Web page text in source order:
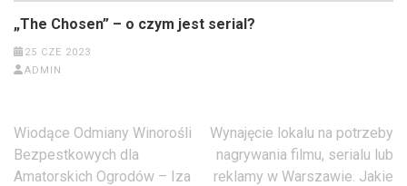
„The Chosen” – o czym jest serial?
25 CZE 2023
ADMIN
Nawigacja
wpisu
Wiodące Odmiany Winorośli
Bezpestkowych dla
Amatorskich Ogrodów – Iza
Wynajęcie lokalu na potrzeby
nagrywania filmu, serialu lub
reklamy w Warszawie. Jakie